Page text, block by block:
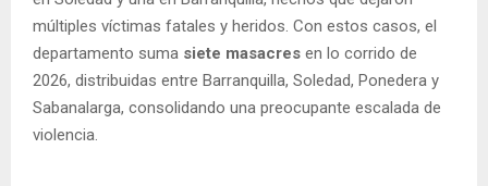
múltiples víctimas fatales y heridos. Con estos casos, el
departamento suma siete masacres en lo corrido de
2026, distribuidas entre Barranquilla, Soledad, Ponedera y
Sabanalarga, consolidando una preocupante escalada de
violencia.